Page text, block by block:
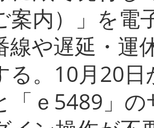
案内）」を電
線や遅延・運
る。10月20
「ｅ5489」